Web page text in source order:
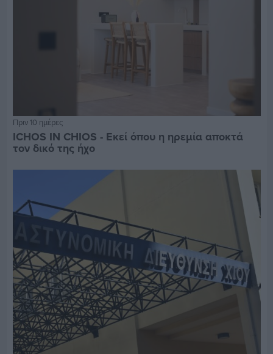
Πριν 10 ημέρες
ICHOS IN CHIOS - Εκεί όπου η ηρεμία αποκτά
τον δικό της ήχο